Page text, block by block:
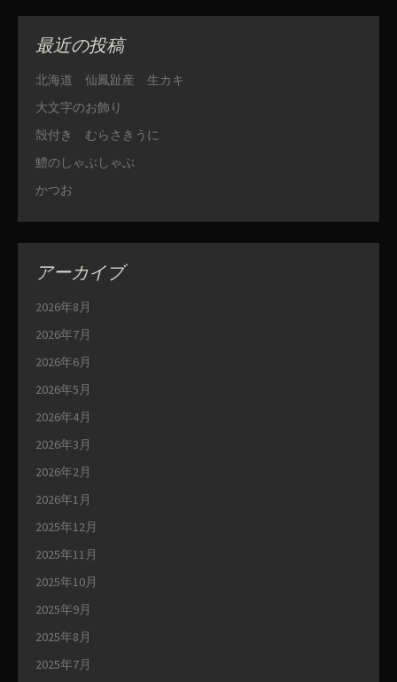
最近の投稿
北海道 仙鳳趾産 生カキ
大文字のお飾り
殻付き むらさきうに
鱧のしゃぶしゃぶ
かつお
アーカイブ
2026年8月
2026年7月
2026年6月
2026年5月
2026年4月
2026年3月
2026年2月
2026年1月
2025年12月
2025年11月
2025年10月
2025年9月
2025年8月
2025年7月